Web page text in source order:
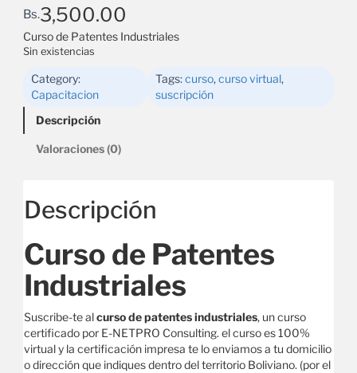
Bs.3,500.00
Curso de Patentes Industriales
Sin existencias
Category:
Capacitacion
Tags:curso, curso virtual
suscripción
Descripción
Valoraciones (0)
Descripción
Curso de Patentes
Industriales
Suscribe-te alcurso de patentes industriales, un curso
certificado por E-NETPRO Consulting. el curso es 100%
virtual y la certificación impresa te lo enviamos a tu domicilio
o dirección que indiques dentro del territorio Boliviano. (por el